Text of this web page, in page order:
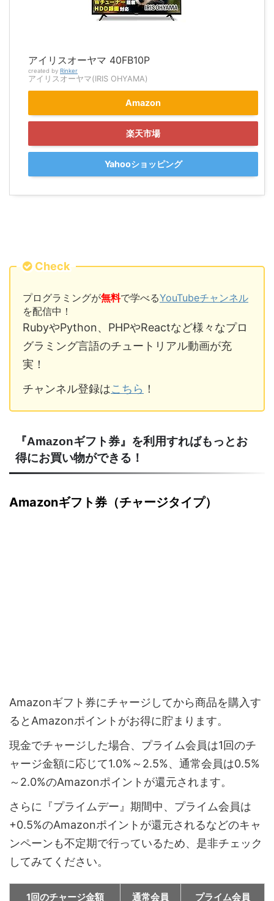
アイリスオーヤマ 40FB10P
created by Rinker
アイリスオーヤマ(IRIS OHYAMA)
Amazon
楽天市場
Yahooショッピング
Check
プログラミングが無料で学べるYouTubeチャンネル
を配信中！
RubyやPython、PHPやReactなど様々なプロ
グラミング言語のチュートリアル動画が充
実！
チャンネル登録はこちら ！
『Amazonギフト券』を利用すればもっとお
得にお買い物ができる！
Amazonギフト券（チャージタイプ）
Amazonギフト券にチャージしてから商品を購入す
るとAmazonポイントがお得に貯まります。
現金でチャージした場合、プライム会員は1回のチ
ャージ金額に応じて1.0%～2.5%、通常会員は0.5%
～2.0%のAmazonポイントが還元されます。
さらに『プライムデー』期間中、プライム会員は
+0.5%のAmazonポイントが還元されるなどのキャ
ンペーンも不定期で行っているため、是非チェック
してみてください。
1回のチャージ金額 通常会員 プライム会員